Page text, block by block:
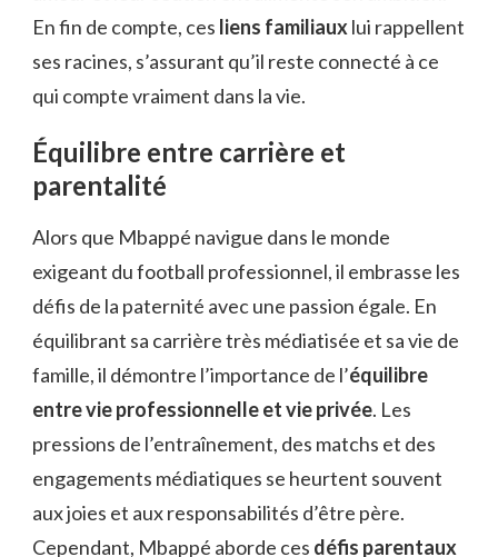
En fin de compte, ces liens familiaux lui rappellent
ses racines, s’assurant qu’il reste connecté à ce
qui compte vraiment dans la vie.
Équilibre entre carrière et
parentalité
Alors que Mbappé navigue dans le monde
exigeant du football professionnel, il embrasse les
défis de la paternité avec une passion égale. En
équilibrant sa carrière très médiatisée et sa vie de
famille, il démontre l’importance de l’équilibre
entre vie professionnelle et vie privée. Les
pressions de l’entraînement, des matchs et des
engagements médiatiques se heurtent souvent
aux joies et aux responsabilités d’être père.
Cependant, Mbappé aborde ces défis parentaux